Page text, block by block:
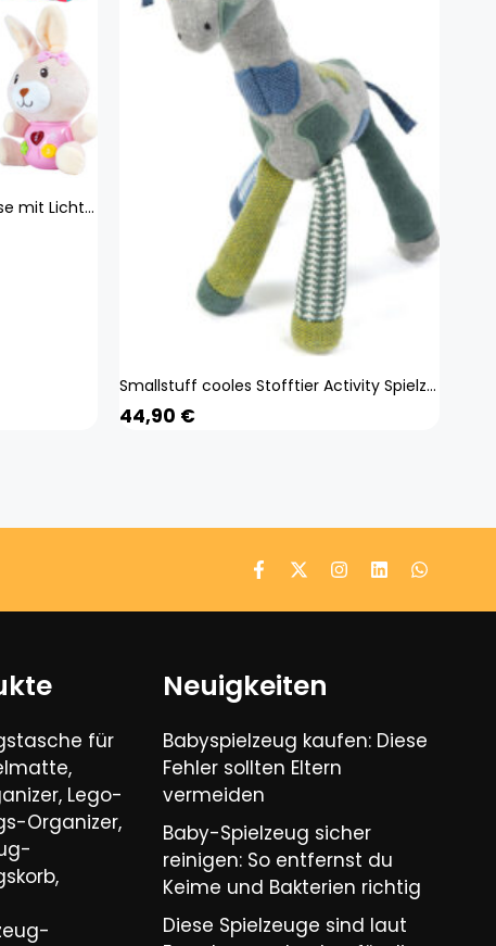
MalPlay Interaktiver Plüschhase mit Lichtern und Musik, Plüschtier Spielzeug, Kuscheltier Hase, für Kinder ab 6 Monaten
Smallstuff cooles Stofftier Activity Spielzeug Giraffe Kuscheltier mit sensorischen Aktivitäten Rassel Größe 38 cm
44,90 €
für
Lego-
Organizer,
Neuigkeiten
Babyspielzeug kaufen: Diese
Fehler sollten Eltern
vermeiden
Baby-Spielzeug sicher
reinigen: So entfernst du
Keime und Bakterien richtig
Diese Spielzeuge sind laut